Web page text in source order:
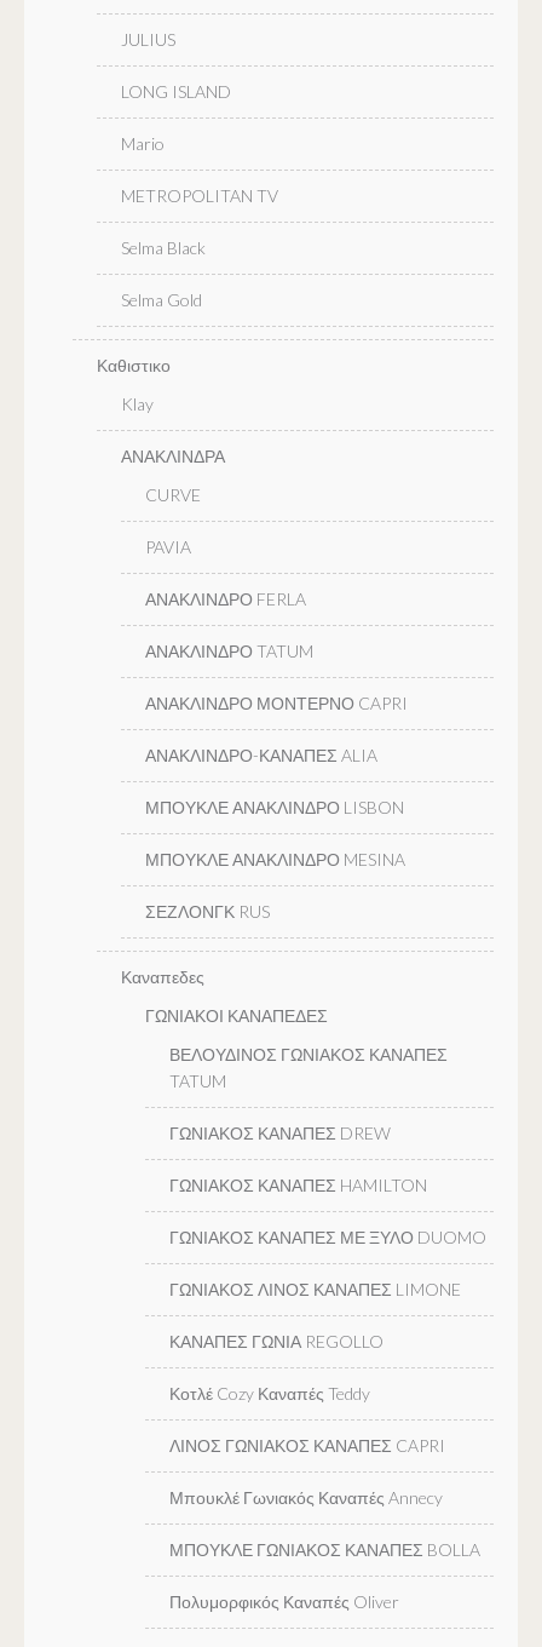
JULIUS
LONG ISLAND
Mario
METROPOLITAN TV
Selma Black
Selma Gold
Καθιστικο
Klay
ΑΝΑΚΛΙΝΔΡΑ
CURVE
PAVIA
ΑΝΑΚΛΙΝΔΡΟ FERLA
ΑΝΑΚΛΙΝΔΡΟ TATUM
ΑΝΑΚΛΙΝΔΡΟ ΜΟΝΤΕΡΝΟ CAPRI
ΑΝΑΚΛΙΝΔΡΟ-ΚΑΝΑΠΕΣ ALIA
ΜΠΟΥΚΛΕ ΑΝΑΚΛΙΝΔΡΟ LISBON
ΜΠΟΥΚΛΕ ΑΝΑΚΛΙΝΔΡΟ MESINA
ΣΕΖΛΟΝΓΚ RUS
Καναπεδες
ΓΩΝΙΑΚΟΙ ΚΑΝΑΠΕΔΕΣ
ΒΕΛΟΥΔΙΝΟΣ ΓΩΝΙΑΚΟΣ ΚΑΝΑΠΕΣ
TATUM
ΓΩΝΙΑΚΟΣ ΚΑΝΑΠΕΣ DREW
ΓΩΝΙΑΚΟΣ ΚΑΝΑΠΕΣ HAMILTON
ΓΩΝΙΑΚΟΣ ΚΑΝΑΠΕΣ ΜΕ ΞΥΛΟ DUOMO
ΓΩΝΙΑΚΟΣ ΛΙΝΟΣ ΚΑΝΑΠΕΣ LIMONE
ΚΑΝΑΠΕΣ ΓΩΝΙΑ REGOLLO
Κοτλέ Cozy Καναπές Teddy
ΛΙΝΟΣ ΓΩΝΙΑΚΟΣ ΚΑΝΑΠΕΣ CAPRI
Μπουκλέ Γωνιακός Καναπές Annecy
ΜΠΟΥΚΛΕ ΓΩΝΙΑΚΟΣ ΚΑΝΑΠΕΣ BOLLA
Πολυμορφικός Καναπές Oliver